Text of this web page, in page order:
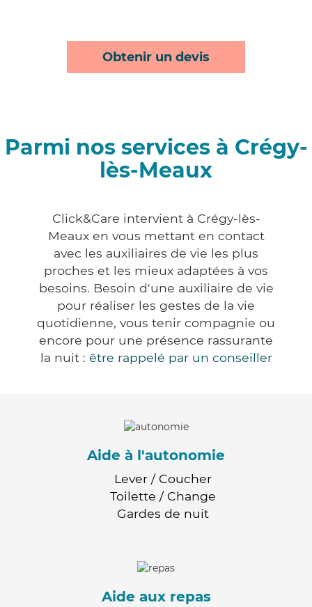
Obtenir un devis
Parmi nos services à Crégy-
lès-Meaux
Click&Care intervient à Crégy-lès-
Meaux en vous mettant en contact
avec les auxiliaires de vie les plus
proches et les mieux adaptées à vos
besoins. Besoin d'une auxiliaire de vie
pour réaliser les gestes de la vie
quotidienne, vous tenir compagnie ou
encore pour une présence rassurante
la nuit : être rappelé par un conseiller
Aide à l'autonomie
Lever / Coucher
Toilette / Change
Gardes de nuit
Aide aux repas